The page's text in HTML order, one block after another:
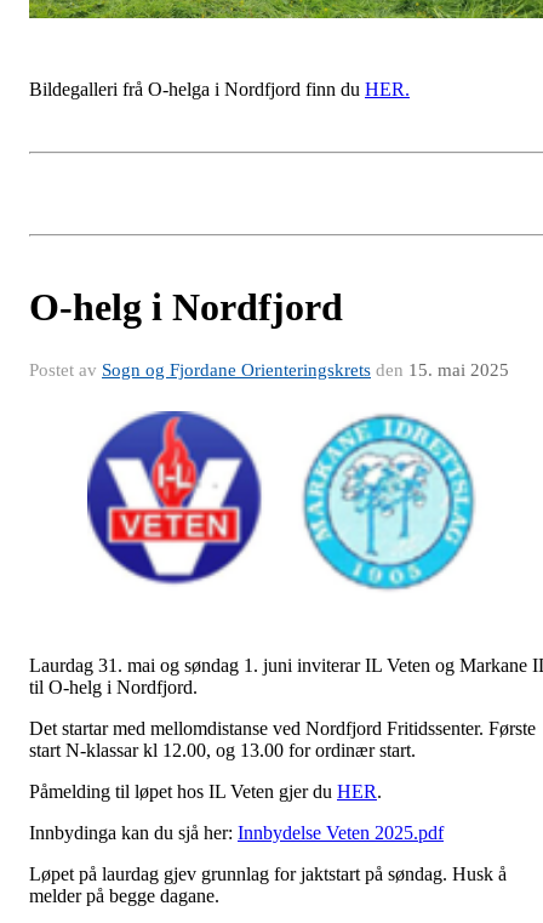
Bildegalleri frå O-helga i Nordfjord finn du HER.
O-helg i Nordfjord
Postet av Sogn og Fjordane Orienteringskrets den 15. mai 2025
Laurdag 31. mai og søndag 1. juni inviterar IL Veten og Markane
til O-helg i Nordfjord.
Det startar med mellomdistanse ved Nordfjord Fritidssenter. Første
start N-klassar kl 12.00, og 13.00 for ordinær start.
Påmelding til løpet hos IL Veten gjer du HER.
Innbydinga kan du sjå her: Innbydelse Veten 2025.pdf
Løpet på laurdag gjev grunnlag for jaktstart på søndag. Husk å
melder på begge dagane.